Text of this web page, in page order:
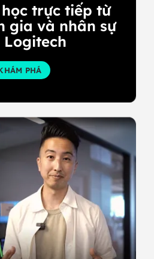
trực tiếp từ
gia và nhân sự
Logitech
PHÁ